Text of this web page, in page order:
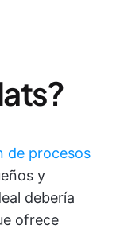
de procesos
y
debería
ofrece